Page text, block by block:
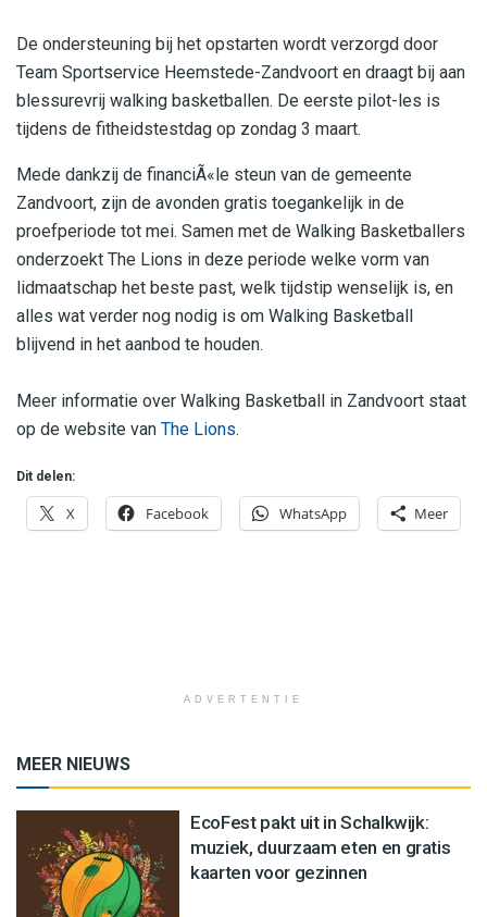
De ondersteuning bij het opstarten wordt verzorgd door
Team Sportservice Heemstede-Zandvoort en draagt bij aan
blessurevrij walking basketballen. De eerste pilot-les is
tijdens de fitheidstestdag op zondag 3 maart.
Mede dankzij de financiÃ«le steun van de gemeente
Zandvoort, zijn de avonden gratis toegankelijk in de
proefperiode tot mei. Samen met de Walking Basketballers
onderzoekt The Lions in deze periode welke vorm van
lidmaatschap het beste past, welk tijdstip wenselijk is, en
alles wat verder nog nodig is om Walking Basketball
blijvend in het aanbod te houden.
Meer informatie over Walking Basketball in Zandvoort staat
op de website van The Lions.
Dit delen:
X Facebook WhatsApp Meer
ADVERTENTIE
MEER NIEUWS
EcoFest pakt uit in Schalkwijk:
muziek, duurzaam eten en gratis
kaarten voor gezinnen